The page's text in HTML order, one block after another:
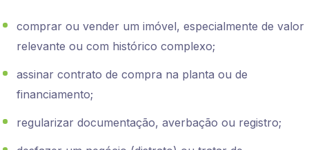
comprar ou vender um imóvel, especialmente de valor
relevante ou com histórico complexo;
assinar contrato de compra na planta ou de
financiamento;
regularizar documentação, averbação ou registro;